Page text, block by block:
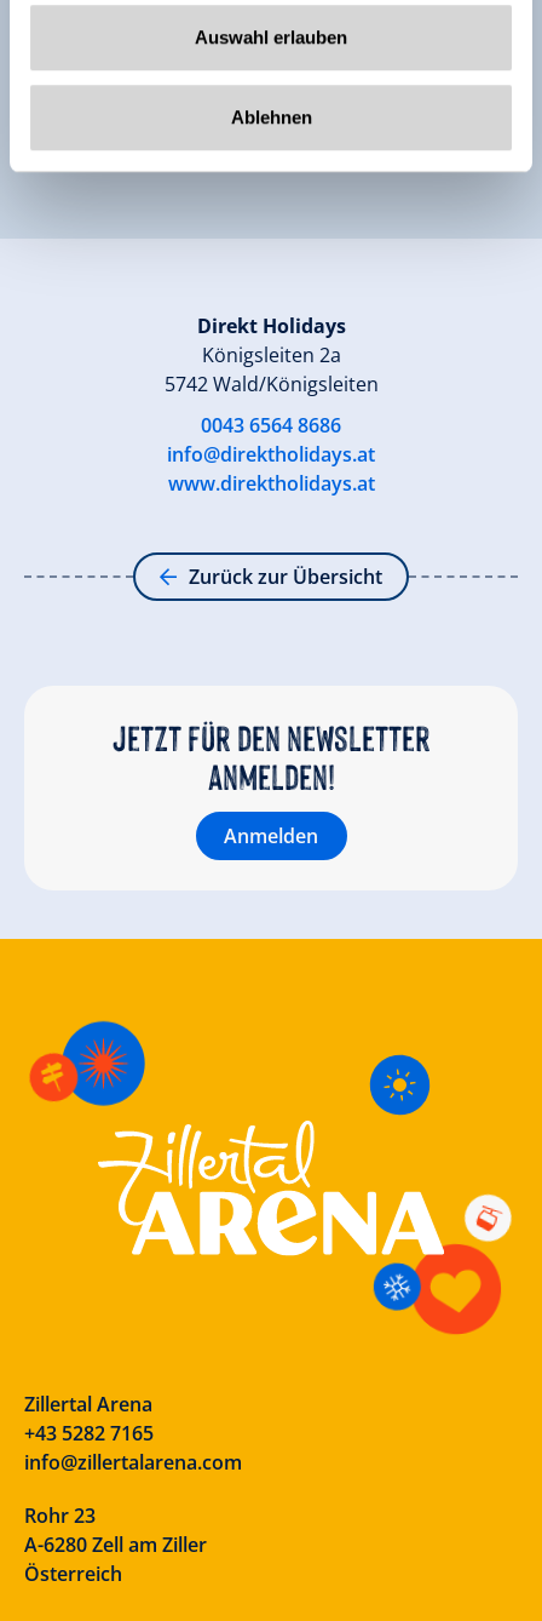
Auswahl erlauben
Ablehnen
Verarbeitung meiner Daten zu. Alle Infos finden Sie
in unsererDatenschutzerklärung
Direkt Holidays
Königsleiten 2a
5742 Wald/Königsleiten
0043 6564 8686
info@direktholidays.at
www.direktholidays.at
Zurück zur Übersicht
Jetzt für den newsletter
anmelden!
Anmelden
Zillertal Arena
+43 5282 7165
info@zillertalarena.com
Rohr 23
A-6280 Zell am Ziller
Österreich